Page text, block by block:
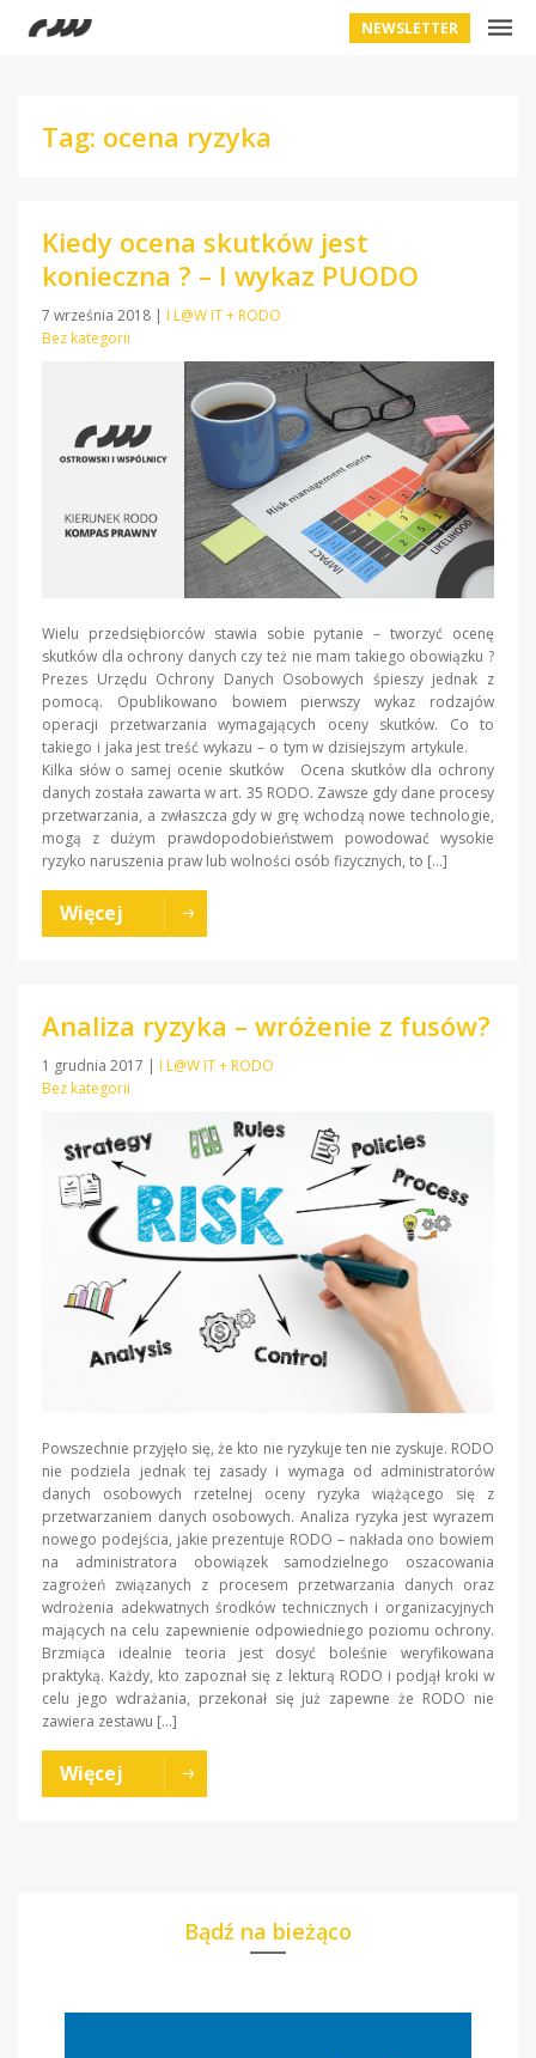
NEWSLETTER
Tag: ocena ryzyka
Kiedy ocena skutków jest
konieczna ? – I wykaz PUODO
7 września 2018 | I L@W IT + RODO
Bez kategorii
Wielu przedsiębiorców stawia sobie pytanie – tworzyć ocenę
skutków dla ochrony danych czy też nie mam takiego obowiązku ?
Prezes Urzędu Ochrony Danych Osobowych śpieszy jednak z
pomocą. Opublikowano bowiem pierwszy wykaz rodzajów
operacji przetwarzania wymagających oceny skutków. Co to
takiego i jaka jest treść wykazu – o tym w dzisiejszym artykule.
Kilka słów o samej ocenie skutków Ocena skutków dla ochrony
danych została zawarta w art. 35 RODO. Zawsze gdy dane procesy
przetwarzania, a zwłaszcza gdy w grę wchodzą nowe technologie,
mogą z dużym prawdopodobieństwem powodować wysokie
ryzyko naruszenia praw lub wolności osób fizycznych, to […]
Więcej
Analiza ryzyka – wróżenie z fusów?
1 grudnia 2017 | I L@W IT + RODO
Bez kategorii
Powszechnie przyjęło się, że kto nie ryzykuje ten nie zyskuje. RODO
nie podziela jednak tej zasady i wymaga od administratorów
danych osobowych rzetelnej oceny ryzyka wiążącego się z
przetwarzaniem danych osobowych. Analiza ryzyka jest wyrazem
nowego podejścia, jakie prezentuje RODO – nakłada ono bowiem
na administratora obowiązek samodzielnego oszacowania
zagrożeń związanych z procesem przetwarzania danych oraz
wdrożenia adekwatnych środków technicznych i organizacyjnych
mających na celu zapewnienie odpowiedniego poziomu ochrony.
Brzmiąca idealnie teoria jest dosyć boleśnie weryfikowana
praktyką. Każdy, kto zapoznał się z lekturą RODO i podjął kroki w
celu jego wdrażania, przekonał się już zapewne że RODO nie
zawiera zestawu […]
Więcej
Bądź na bieżąco